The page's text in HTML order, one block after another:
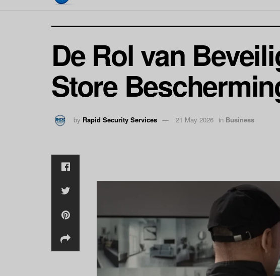
De Rol van
Store
by Rapid Security Services 21 May 2026 in Business